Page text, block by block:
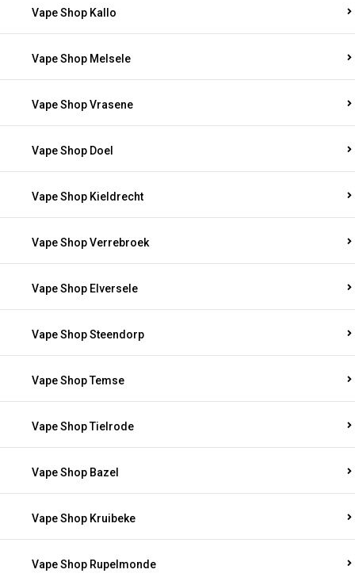
Vape Shop Kallo
Vape Shop Melsele
Vape Shop Vrasene
Vape Shop Doel
Vape Shop Kieldrecht
Vape Shop Verrebroek
Vape Shop Elversele
Vape Shop Steendorp
Vape Shop Temse
Vape Shop Tielrode
Vape Shop Bazel
Vape Shop Kruibeke
Vape Shop Rupelmonde